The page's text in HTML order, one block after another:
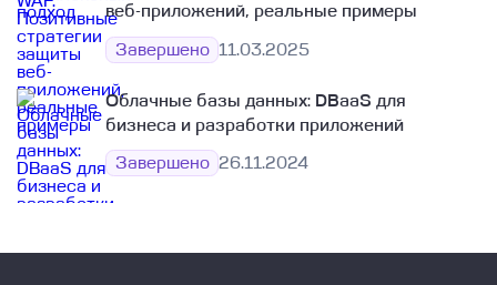
веб-приложений, реальные примеры
Завершено 11.03.2025
Облачные базы данных:​ DBaaS для
бизнеса и разработки приложений​
Завершено 26.11.2024